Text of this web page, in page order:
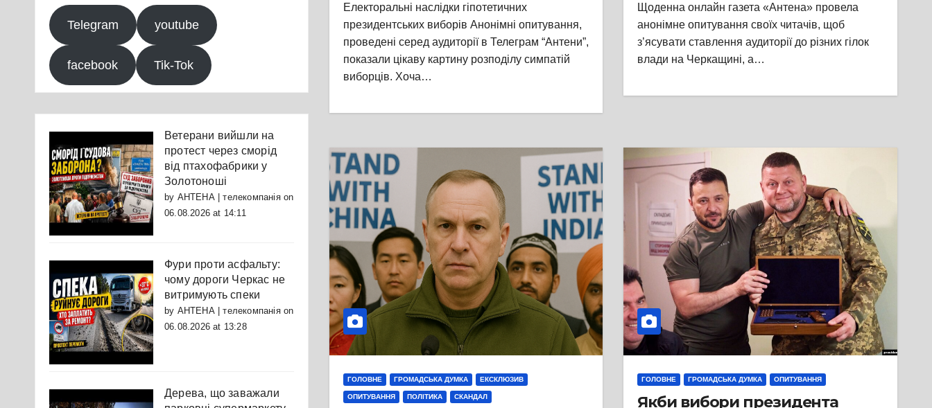
Telegram youtube
facebook Tik-Tok
Ветерани вийшли на
протест через сморід
від птахофабрики у
Золотоноші
by АНТЕНА | телекомпаніяon
06.08.2026 at 14:11
Фури проти асфальту:
чому дороги Черкас не
витримують спеки
by АНТЕНА | телекомпаніяon
06.08.2026 at 13:28
Дерева, що заважали
Електоральні наслідки гіпотетичних
президентських виборів Анонімні опитування,
проведені серед аудиторії в Телеграм “Антени”,
показали цікаву картину розподілу симпатій
виборців. Хоча…
Щоденна онлайн газета «Антена» провела
анонімне опитування своїх читачів, щоб
з’ясувати ставлення аудиторії до різних гілок
влади на Черкащині, а…
ГОЛОВНЕ ГРОМАДСЬКА ДУМКА ЕКСКЛЮЗИВ
ОПИТУВАННЯ ПОЛІТИКА СКАНДАЛ
ГОЛОВНЕ ГРОМАДСЬКА ДУМКА ОПИТУВАННЯ
Якби вибори президента